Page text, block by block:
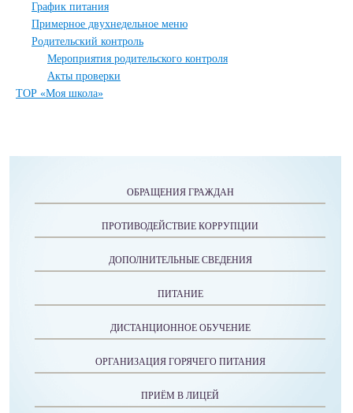
График питания
Примерное двухнедельное меню
Родительский контроль
Мероприятия родительского контроля
Акты проверки
ТОР «Моя школа»
ОБРАЩЕНИЯ ГРАЖДАН
ПРОТИВОДЕЙСТВИЕ КОРРУПЦИИ
ДОПОЛНИТЕЛЬНЫЕ СВЕДЕНИЯ
ПИТАНИЕ
ДИСТАНЦИОННОЕ ОБУЧЕНИЕ
ОРГАНИЗАЦИЯ ГОРЯЧЕГО ПИТАНИЯ
ПРИЁМ В ЛИЦЕЙ